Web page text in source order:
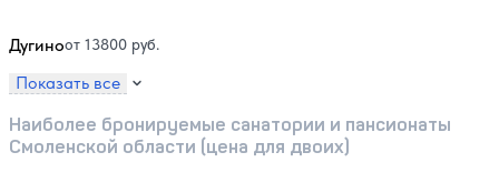
Дугиноот 13800 руб.
Показать все
Наиболее бронируемые санатории и пансионаты
Смоленской области (цена для двоих)